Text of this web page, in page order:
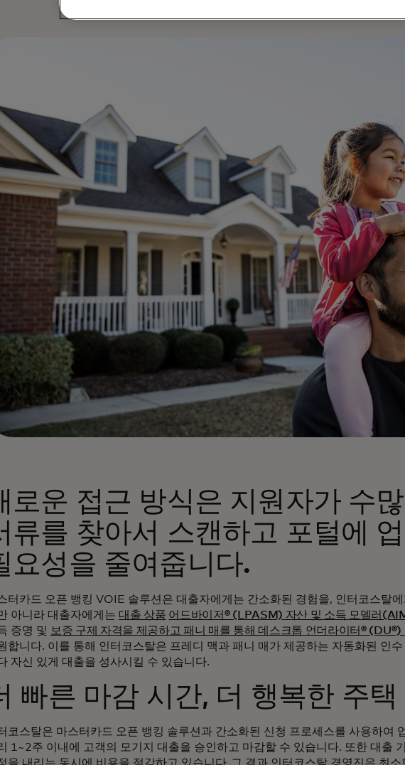
로운 접근 방식은 지원자가 수
류를 찾아서 스캔하고 포털에
요성을 줄여줍니다.
터카드 오픈 뱅킹 VOIE 솔루션은 대출자에게는 간소화된 경험을, 인터코스탈
아니라 대출자에게는 대출 상품 어드바이저® (LPASM) 자산 및 소득 모델러
증명 및 보증 구제 자격을 제공하고 패니 매를 통해 데스크톱 언더라이터®
합니다. 이를 통해 인터코스탈은 프레디 맥과 패니 매가 제공하는 자동화된 인
자신 있게 대출을 성사시킬 수 있습니다.
빠른 마감 시간, 더 행복한 주택
코스탈은 마스터카드 오픈 뱅킹 솔루션과 간소화된 신청 프로세스를 사용하여
1~2주 이내에 고객의 모기지 대출을 승인하고 마감할 수 있습니다. 또한 대출
을 내리는 동시에 비용을 절감하고 있습니다. 그 결과 인터코스탈 경영진은 최